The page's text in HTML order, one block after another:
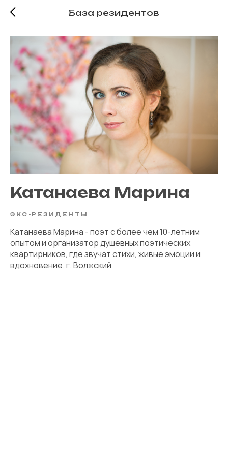
База резидентов
Катанаева Марина
ЭКС-РЕЗИДЕНТЫ
Катанаева Марина - поэт с более чем 10-летним
опытом и организатор душевных поэтических
квартирников, где звучат стихи, живые эмоции и
вдохновение. г. Волжский